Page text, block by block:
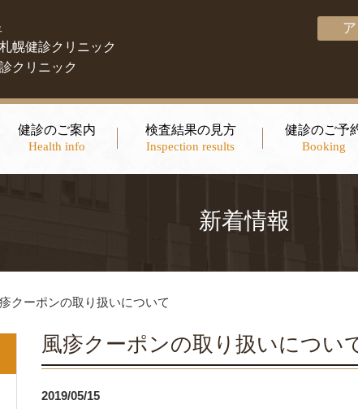
幌健診クリニック
クリニック
健診のご案内
Health info
検査結果の見方
Inspection results
健診のご予
Booking
新着情報
クーポンの取り扱いについて
風疹クーポンの取り扱いについ
2019/05/15